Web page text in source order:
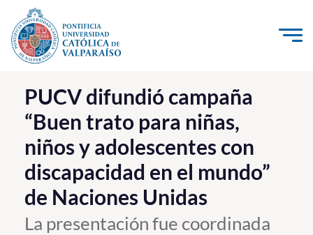
Click acá para ir directamente al contenido
La Universidad
Investigación, Creación e Innovación
PUCV Internacional
Vinculación con el Medio
Admisión
PUCV difundió campaña
“Buen trato para niñas,
niños y adolescentes con
discapacidad en el mundo”
de Naciones Unidas
La presentación fue coordinada